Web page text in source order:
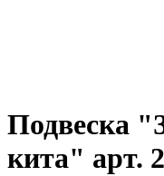
Подвеска
кита" арт.